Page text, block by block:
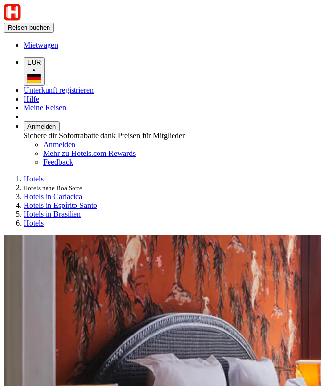
Reisen buchen
Mietwagen
EUR
•
Unterkunft registrieren
Hilfe
Meine Reisen
Anmelden
Sichere dir Sofortrabatte dank Preisen für Mitglieder
Anmelden
Mehr zu Hotels.com Rewards
Feedback
Hotels
Hotels nahe Boa Sorte
Hotels in Cariacica
Hotels in Espírito Santo
Hotels in Brasilien
Hotels